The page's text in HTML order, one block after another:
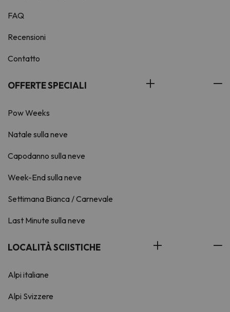
FAQ
Recensioni
Contatto
OFFERTE SPECIALI
Pow Weeks
Natale sulla neve
Capodanno sulla neve
Week-End sulla neve
Settimana Bianca / Carnevale
Last Minute sulla neve
LOCALITÀ SCIISTICHE
Alpi italiane
Alpi Svizzere